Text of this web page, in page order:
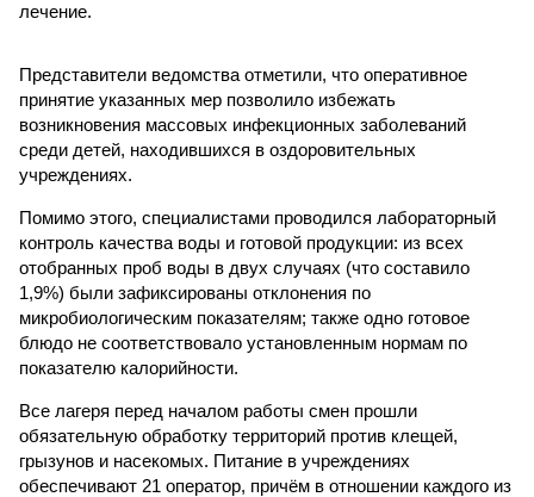
лечение.
Представители ведомства отметили, что оперативное
принятие указанных мер позволило избежать
возникновения массовых инфекционных заболеваний
среди детей, находившихся в оздоровительных
учреждениях.
Помимо этого, специалистами проводился лабораторный
контроль качества воды и готовой продукции: из всех
отобранных проб воды в двух случаях (что составило
1,9%) были зафиксированы отклонения по
микробиологическим показателям; также одно готовое
блюдо не соответствовало установленным нормам по
показателю калорийности.
Все лагеря перед началом работы смен прошли
обязательную обработку территорий против клещей,
грызунов и насекомых. Питание в учреждениях
обеспечивают 21 оператор, причём в отношении каждого из